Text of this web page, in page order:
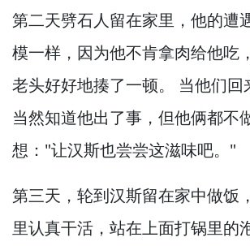
第二天劈石人留在家里， 他的遭
模一样， 因为他不肯拿肉给他吃，
老头好好地揍了一顿。
当他们回
当然知道他出了事， 但他俩都不
想："让汉斯也尝尝这滋味吧。 "
第三天， 轮到汉斯留在家中做饭，
里认真干活， 站在上面打锅里的